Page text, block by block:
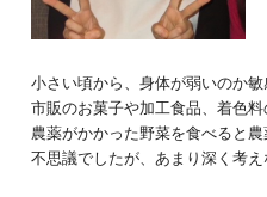
小さい頃から、身体が弱いのか
市販のお菓子や加工食品、着色
農薬がかかった野菜を食べると
不思議でしたが、あまり深く考